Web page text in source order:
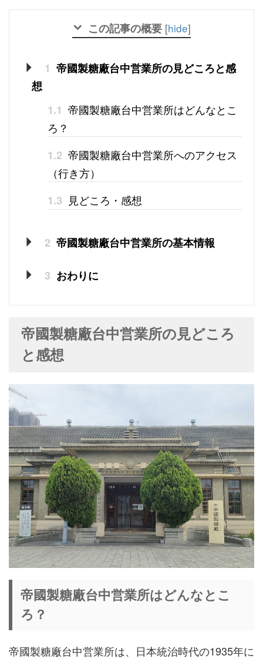
この記事の概要 [hide]
1 帝國製糖廠台中営業所の見どころと感
想
1.1 帝國製糖廠台中営業所はどんなとこ
ろ？
1.2 帝國製糖廠台中営業所へのアクセス
（行き方）
1.3 見どころ・感想
2 帝國製糖廠台中営業所の基本情報
3 おわりに
帝國製糖廠台中営業所の見どころ
と感想
帝國製糖廠台中営業所はどんなとこ
ろ？
帝國製糖廠台中営業所は、日本統治時代の1935年に